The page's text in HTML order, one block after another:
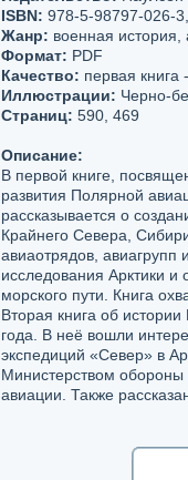
ISBN: 978-5-98797-026-
Жанр: военная история,
Формат: PDF
Качество: первая
Иллюстрации: Черно-
Страниц: 590, 469
Описание:
В первой книге,
развития Полярной
рассказывается о
Крайнего Севера,
авиаотрядов,
исследования Арктики и
морского пути. Книга
Вторая книга об
года. В неё вошли
экспедиций «Север» в
Министерством
авиации. Также